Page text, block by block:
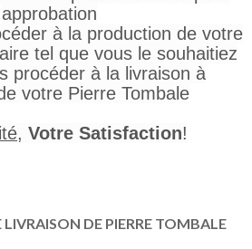
approbation
à la production de votre
tel que vous le souhaitiez
procéder à la livraison à
votre Pierre Tombale
, Votre Satisfaction!
DE PIERRE TOMBALE